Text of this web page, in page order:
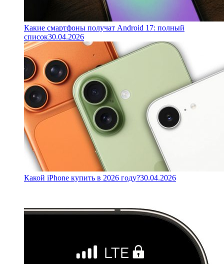
Какие смартфоны получат Android 17: полный
список30.04.2026
Какой iPhone купить в 2026 году?30.04.2026